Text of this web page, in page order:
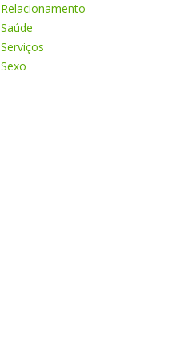
Relacionamento
Saúde
Serviços
Sexo